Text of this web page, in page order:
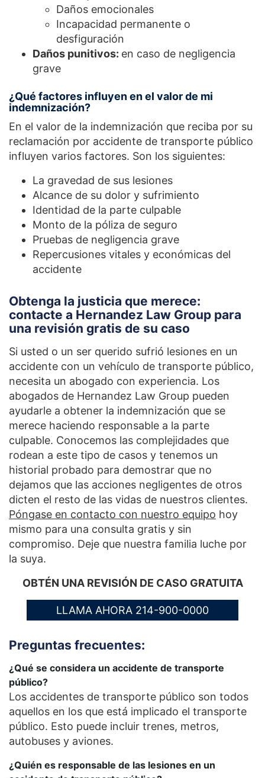
Daños emocionales
Incapacidad permanente o
desfiguración
Daños punitivos: en caso de negligencia
grave
¿Qué factores influyen en el valor de mi
indemnización?
En el valor de la indemnización que reciba por su
reclamación por accidente de transporte público
influyen varios factores. Son los siguientes:
La gravedad de sus lesiones
Alcance de su dolor y sufrimiento
Identidad de la parte culpable
Monto de la póliza de seguro
Pruebas de negligencia grave
Repercusiones vitales y económicas del
accidente
Obtenga la justicia que merece:
contacte a Hernandez Law Group para
una revisión gratis de su caso
Si usted o un ser querido sufrió lesiones en un
accidente con un vehículo de transporte público,
necesita un abogado con experiencia. Los
abogados de Hernandez Law Group pueden
ayudarle a obtener la indemnización que se
merece haciendo responsable a la parte
culpable. Conocemos las complejidades que
rodean a este tipo de casos y tenemos un
historial probado para demostrar que no
dejamos que las acciones negligentes de otros
dicten el resto de las vidas de nuestros clientes.
Póngase en contacto con nuestro equipo hoy
mismo para una consulta gratis y sin
compromiso. Deje que nuestra familia luche por
la suya.
OBTÉN UNA REVISIÓN DE CASO GRATUITA
LLAMA AHORA 214-900-0000
Preguntas frecuentes:
¿Qué se considera un accidente de transporte
público?
Los accidentes de transporte público son todos
aquellos en los que está implicado el transporte
público. Esto puede incluir trenes, metros,
autobuses y aviones.
¿Quién es responsable de las lesiones en un